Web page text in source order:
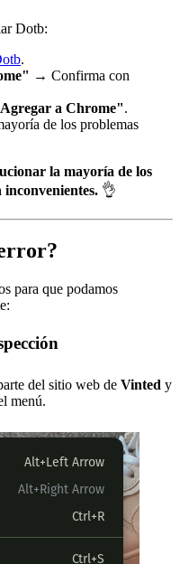
Dotb:
.
→ Confirma con
a Chrome".
de los problemas
la mayoría de los
👌
para que podamos
del sitio web de Vinted y
menú.